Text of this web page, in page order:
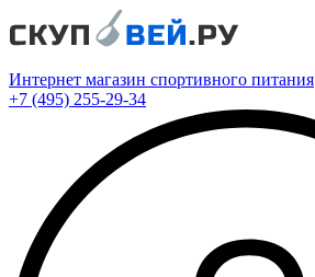
Интернет магазин спортивного питания
+7 (495) 255-29-34